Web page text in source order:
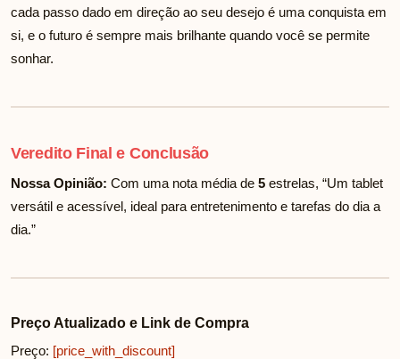
cada passo dado em direção ao seu desejo é uma conquista em
si, e o futuro é sempre mais brilhante quando você se permite
sonhar.
Veredito Final e Conclusão
Nossa Opinião: Com uma nota média de 5 estrelas, “Um tablet
versátil e acessível, ideal para entretenimento e tarefas do dia a
dia.”
Preço Atualizado e Link de Compra
Preço: [price_with_discount]